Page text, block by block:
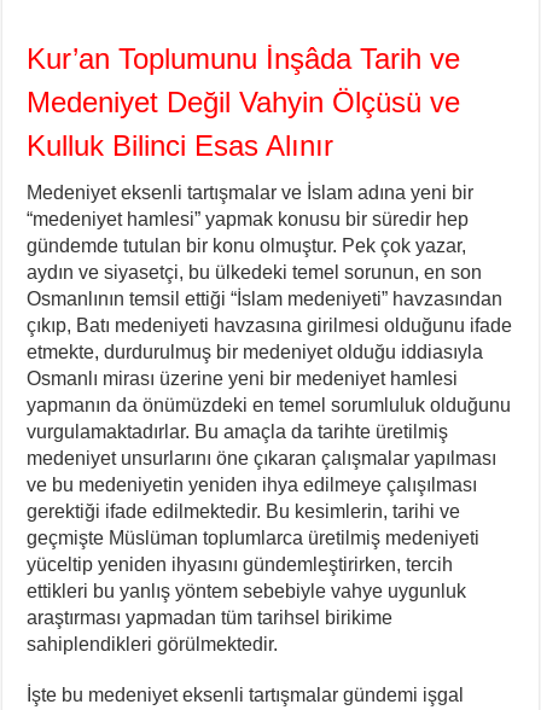
Kur’an Toplumunu İnşâda Tarih ve
Medeniyet DeğilVahyin Ölçüsü ve
Kulluk Bilinci Esas Alınır
Medeniyet eksenli tartışmalar ve İslam adına yeni bir
“medeniyet hamlesi” yapmak konusu bir süredir hep
gündemde tutulan bir konu olmuştur. Pek çok yazar,
aydın ve siyasetçi, bu ülkedeki temel sorunun, en son
Osmanlının temsil ettiği “İslam medeniyeti” havzasından
çıkıp, Batı medeniyeti havzasına girilmesi olduğunu ifade
etmekte, durdurulmuş bir medeniyet olduğu iddiasıyla
Osmanlı mirası üzerine yeni bir medeniyet hamlesi
yapmanın da önümüzdeki en temel sorumluluk olduğunu
vurgulamaktadırlar. Bu amaçla da tarihte üretilmiş
medeniyet unsurlarını öne çıkaran çalışmalar yapılması
ve bu medeniyetin yeniden ihya edilmeye çalışılması
gerektiği ifade edilmektedir. Bu kesimlerin, tarihi ve
geçmişte Müslüman toplumlarca üretilmiş medeniyeti
yüceltip yeniden ihyasını gündemleştirirken, tercih
ettikleri bu yanlış yöntem sebebiyle vahye uygunluk
araştırması yapmadan tüm tarihsel birikime
sahiplendikleri görülmektedir.
İşte bu medeniyet eksenli tartışmalar gündemi işgal